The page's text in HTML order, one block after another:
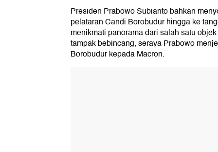
Presiden Prabowo Subianto bahkan
pelataran Candi Borobudur hingga ke
menikmati panorama dari salah satu
tampak bebincang, seraya Prabowo
Borobudur kepada Macron.